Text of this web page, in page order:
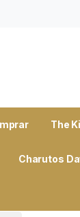
The
Charutos